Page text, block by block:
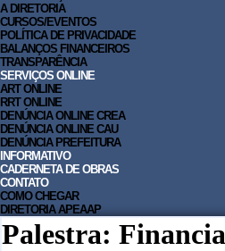
A DIRETORIA
CURSOS/EVENTOS
POLÍTICA DE PRIVACIDADE
BALANÇOS FINANCEIROS
TRANSPARÊNCIA
SERVIÇOS ONLINE
ART ONLINE
RRT ONLINE
DENÚNCIA ONLINE CREA
DENÚNCIA ONLINE CAU
DENÚNCIA PREFEITURA
INFORMATIVO
CADERNETA DE OBRAS
CONTATO
COMO CHEGAR
DIRETORIA APEAAP
Palestra: